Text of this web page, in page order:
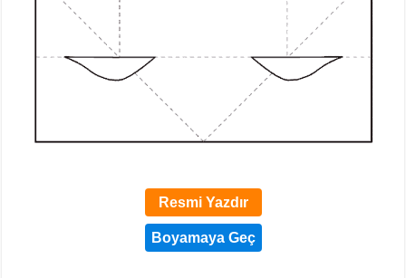
Resmi Yazdır